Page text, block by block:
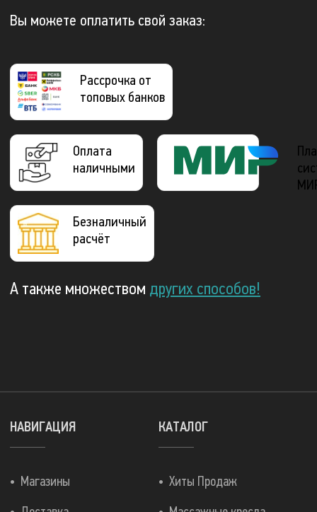
Вы можете оплатить свой заказ:
Рассрочка от
топовых банков
Оплата
наличными
Безналичный
расчёт
А также множеством других способов!
КАТАЛОГ
Хиты Продаж
НАВИГАЦИЯ
Магазины